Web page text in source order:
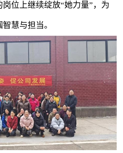
位上继续绽放“她力量”，为
慧与担当。